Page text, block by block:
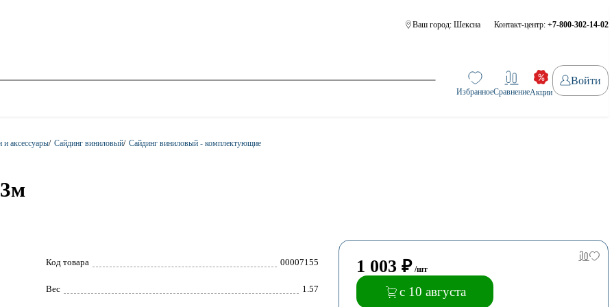
Ваш город: Шексна Контакт-центр: +7-800-302-14-02
ИзбранноеСравнениеАкции
Войти
и аксессуары/ Сайдинг виниловый/ Сайдинг виниловый - комплектующие
Код товара 00007155
Вес 1.57
1 003 ₽ /шт
с 10 августа